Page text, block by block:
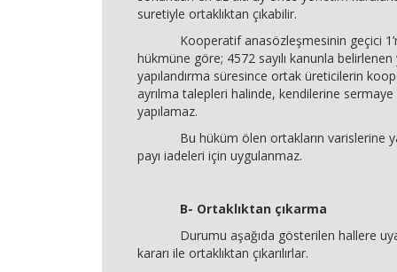
suretiyle ortaklıktan çıkabilir.
Kooperatif anasözleşmesinin geçici
hükmüne göre; 4572 sayılı kanunla
yapılandırma süresince ortak üreticilerin
ayrılma talepleri halinde, kendilerine
yapılamaz.
Bu hüküm ölen ortakların varislerine
payı iadeleri için uygulanmaz.
B- Ortaklıktan çıkarma
Durumu aşağıda gösterilen hallere
kararı ile ortaklıktan çıkarılırlar.